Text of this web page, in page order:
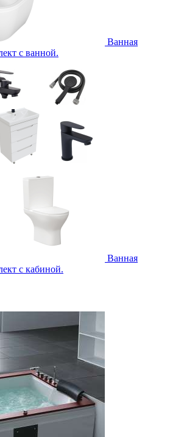
Ванная
с ванной.
Ванная
с кабиной.